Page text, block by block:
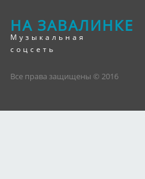
НА ЗАВАЛИНКЕ
Музыкальная
соцсеть
Все права защищены © 2016